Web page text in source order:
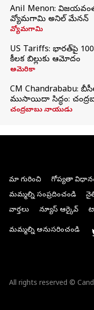
Anil Menon:
వ్యోమగామి అనిల్‌ మేనన్
వ్యోమగామి
US Tariffs: భారత్‌పై
కీలక బిల్లుకు ఆమోదం
అమెరికా
CM Chandrababu:
ముసాయిదా సిద్ధం:
చంద్రబాబు నాయుడు
మా గురించి గోప్యతా
మమ్మల్ని సంప్రదించండి
వార్తలు
న్యూస్ ఆర్కైవ్
మమ్మల్ని అనుసరించండి
All rights reserved ©